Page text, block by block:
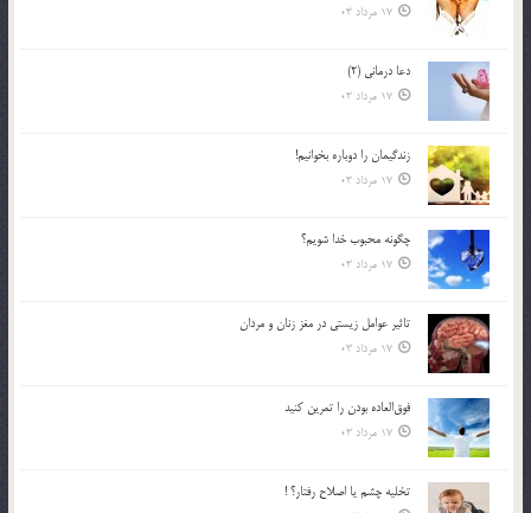
17 مرداد 03
دعا درمانی (2)
17 مرداد 03
زندگيمان را دوباره بخوانيم!
17 مرداد 03
چگونه محبوب خدا شويم؟
17 مرداد 03
تاثیر عوامل زيستي در مغز زنان و مردان
17 مرداد 03
فوق‌العاده بودن را تمرين كنيد
17 مرداد 03
تخليه چشم يا اصلاح رفتار؟ !